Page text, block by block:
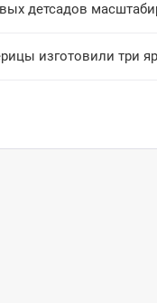
детсадов
изготовили три